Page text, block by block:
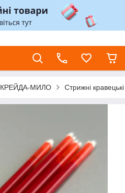
КРЕЙДА-МИЛО Стрижні